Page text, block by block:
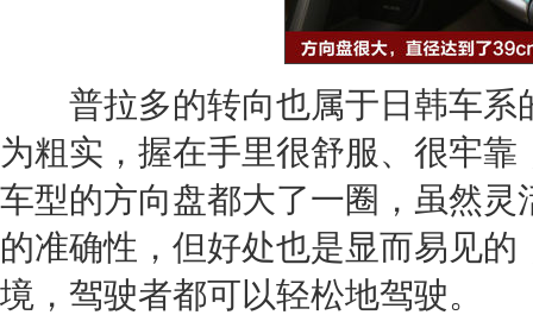
普拉多的转向也属于日韩车
为粗实，握在手里很舒服、很牢靠
车型的方向盘都大了一圈，虽然灵
的准确性，但好处也是显而易见
境，驾驶者都可以轻松地驾驶。